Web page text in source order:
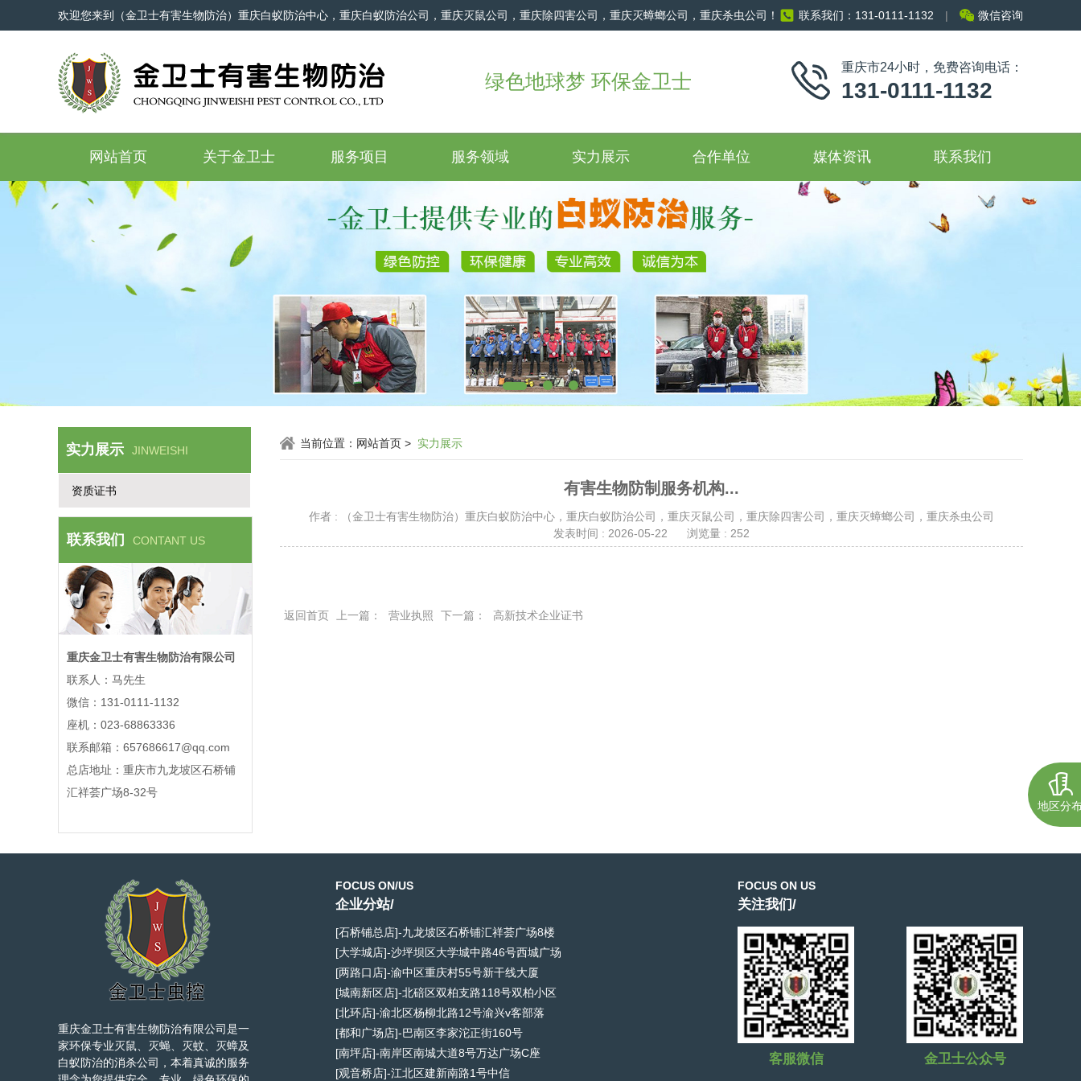
联系我们：131-0111-1132 | 微信咨询
欢迎您来到（金卫士有害生物防治）重庆白蚁防治中心，重庆白蚁防治公司，重庆灭鼠公司，重庆除四害公司，重庆灭蟑螂公司，重庆杀虫公司！
绿色地球梦 环保金卫士
重庆市24小时，免费咨询电话：
131-0111-1132
网站首页 关于金卫士 服务项目 服务领域 实力展示 合作单位 媒体资讯 联系我们
实力展示 JINWEISHI
资质证书
联系我们 CONTANT US
重庆金卫士有害生物防治有限公司
联系人：马先生
微信：131-0111-1132
座机：023-68863336
联系邮箱：657686617@qq.com
总店地址：重庆市九龙坡区石桥铺
汇祥荟广场8-32号
当前位置： 网站首页 > 实力展示
有害生物防制服务机构...
作者 : （金卫士有害生物防治）重庆白蚁防治中心，重庆白蚁防治公司，重庆灭鼠公司，重庆除四害公司，重庆灭蟑螂公司，重庆杀虫公司
发表时间 : 2026-05-22
浏览量 : 252
返回首页 上一篇： 营业执照 下一篇： 高新技术企业证书
重庆金卫士有害生物防治有限公司是一
家环保专业灭鼠、灭蝇、灭蚊、灭蟑及
白蚁防治的消杀公司，本着真诚的服务
FOCUS ON/US
企业分站/
[石桥铺总店]-九龙坡区石桥铺汇祥荟广场8楼
[大学城店]-沙坪坝区大学城中路46号西城广场
[两路口店]-渝中区重庆村55号新干线大厦
[城南新区店]-北碚区双柏支路118号双柏小区
[北环店]-渝北区杨柳北路12号渝兴v客部落
[都和广场店]-巴南区李家沱正街160号
[南坪店]-南岸区南城大道8号万达广场C座
[观音桥店]-江北区建新南路1号中信
FOCUS ON US
关注我们/
客服微信 金卫士公众号
地区分